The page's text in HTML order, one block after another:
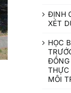
ĐỊNH
XÉT
HỌC
THỰC
MÔI